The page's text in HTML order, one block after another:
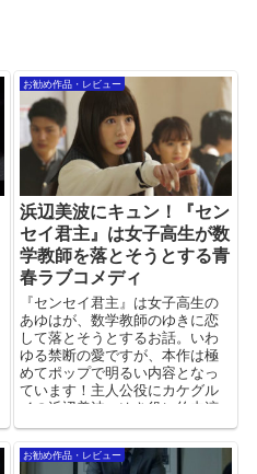
お勧め作品・レビュー
浜辺美波にキュン！『セン
セイ君主』は女子高生が数
学教師を落とそうとする青
春ラブコメディ
『センセイ君主』は女子高生の
あゆはが、数学教師のゆきに恋
して落とそうとするお話。いわ
ゆる禁断の愛ですが、本作は極
めてポップで明るい内容となっ
ています！主人公役にカケグル
イの浜辺美波、ゆき役に竹内涼
真がキャスティングされており
お勧め作品・レビュー